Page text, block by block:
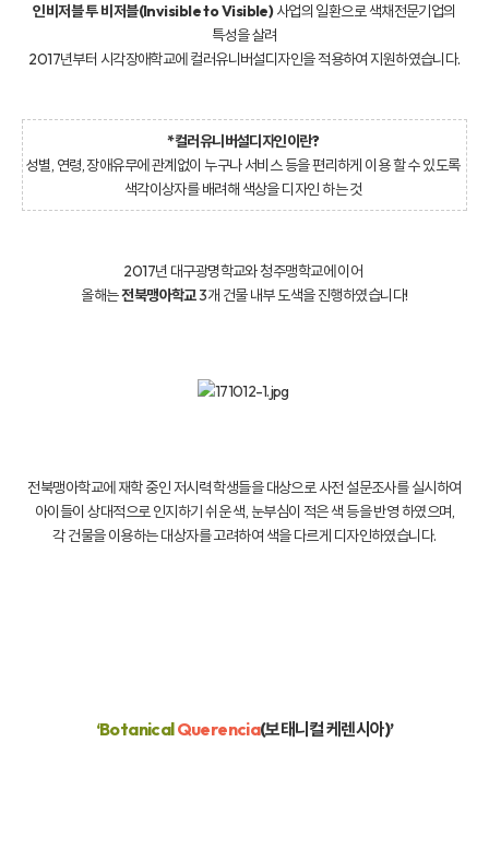
인비저블 투 비저블(Invisible to Visible)사업의 일환으로 색채전문기업의
특성을 살려
2017년부터 시각장애학교에 컬러유니버설디자인을 적용하여 지원하였습니다.
*컬러유니버설디자인이란?
성별, 연령, 장애유무에 관계없이 누구나 서비스 등을 편리하게 이용 할 수 있도록
색각이상자를 배려해 색상을 디자인 하는 것
2017년 대구광명학교와 청주맹학교에 이어
올해는전북맹아학교3개 건물 내부 도색을 진행하였습니다!
전북맹아학교에 재학 중인 저시력 학생들을 대상으로 사전 설문조사를 실시하여
아이들이 상대적으로 인지하기 쉬운 색, 눈부심이 적은 색 등을 반영 하였으며,
각 건물을 이용하는 대상자를 고려하여 색을 다르게 디자인하였습니다.
‘BotanicalQuerencia(보태니컬 케렌시아)’